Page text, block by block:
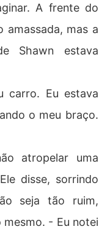
A frente do
amassada, mas a
Shawn estava
carro. Eu estava
o meu braço.
atropelar uma
disse, sorrindo
seja tão ruim,
- Eu notei